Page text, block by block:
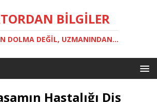
BILGILER
DOLMA DEĞIL, UZMANINDAN...
Hastalığı Diş